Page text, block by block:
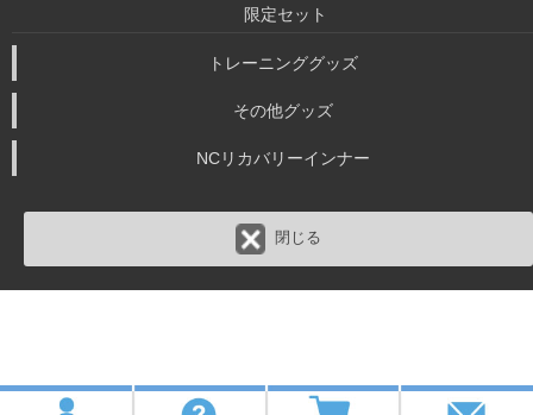
限定セット
トレーニンググッズ
その他グッズ
NCリカバリーインナー
閉じる